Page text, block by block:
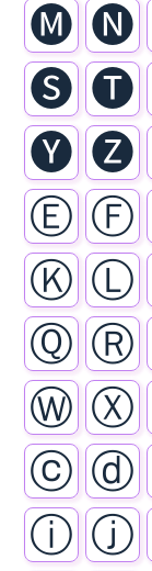
🅜 🅝
🅢 🅣
🅨 🅩
Ⓔ Ⓕ
Ⓚ Ⓛ
Ⓠ Ⓡ
Ⓦ Ⓧ
ⓒ ⓓ
ⓘ ⓙ